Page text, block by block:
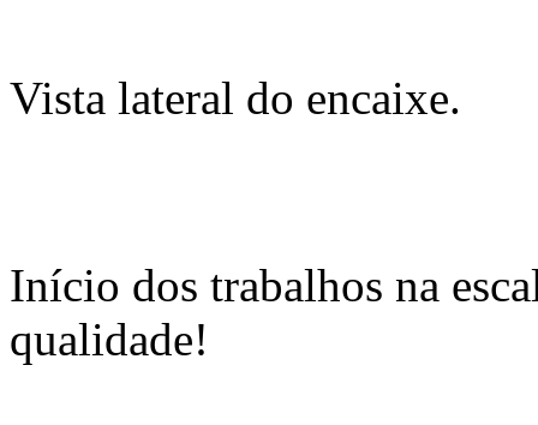
Vista lateral do encaixe.
Início dos trabalhos na
qualidade!